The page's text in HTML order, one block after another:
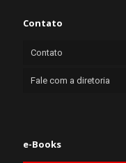
Contato
Contato
Fale com a diretoria
e-Books